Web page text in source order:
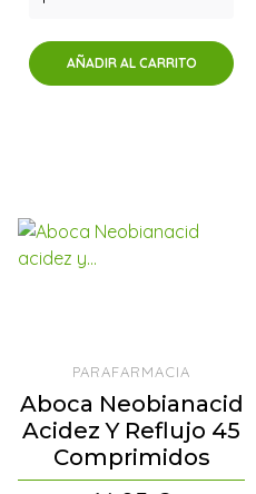
AÑADIR AL CARRITO
PARAFARMACIA
Aboca Neobianacid
Acidez Y Reflujo 45
Comprimidos